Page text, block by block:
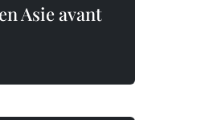
Asie avant